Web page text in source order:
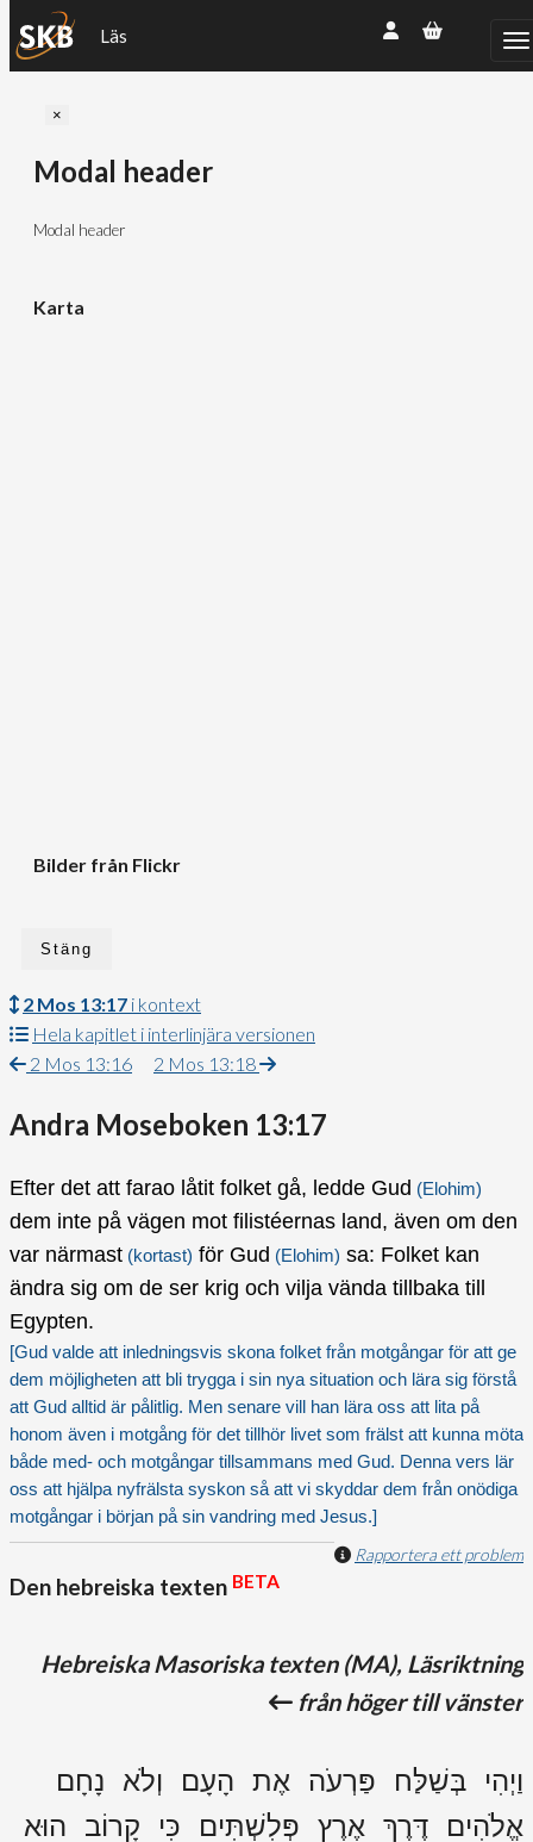
×
Modal header
Modal header
Karta
Bilder från Flickr
Stäng
Läs
2 Mos 13:17 i kontext
Hela kapitlet i interlinjära versionen
2 Mos 13:16
2 Mos 13:18
Andra Moseboken 13:17
Efter det att farao låtit folket gå, ledde Gud (Elohim)
dem inte på vägen mot filistéernas land, även om den
var närmast (kortast) för Gud (Elohim) sa: Folket kan
ändra sig om de ser krig och vilja vända tillbaka till
Egypten.
[Gud valde att inledningsvis skona folket från motgångar för att ge
dem möjligheten att bli trygga i sin nya situation och lära sig förstå
att Gud alltid är pålitlig. Men senare vill han lära oss att lita på
honom även i motgång för det tillhör livet som frälst att kunna möta
både med- och motgångar tillsammans med Gud. Denna vers lär
oss att hjälpa nyfrälsta syskon så att vi skyddar dem från onödiga
motgångar i början på sin vandring med Jesus.]
Rapportera ett problem
Den hebreiska texten BETA
Hebreiska Masoriska texten (MA), Läsriktning
från höger till vänster
וַיְהִי בְּשַׁלַּח פַּרְעֹה אֶת הָעָם וְלֹא נָחָם
אֱלֹהִים דֶּרֶךְ אֶרֶץ פְּלִשְׁתִּים כִּי קָרוֹב הוּא